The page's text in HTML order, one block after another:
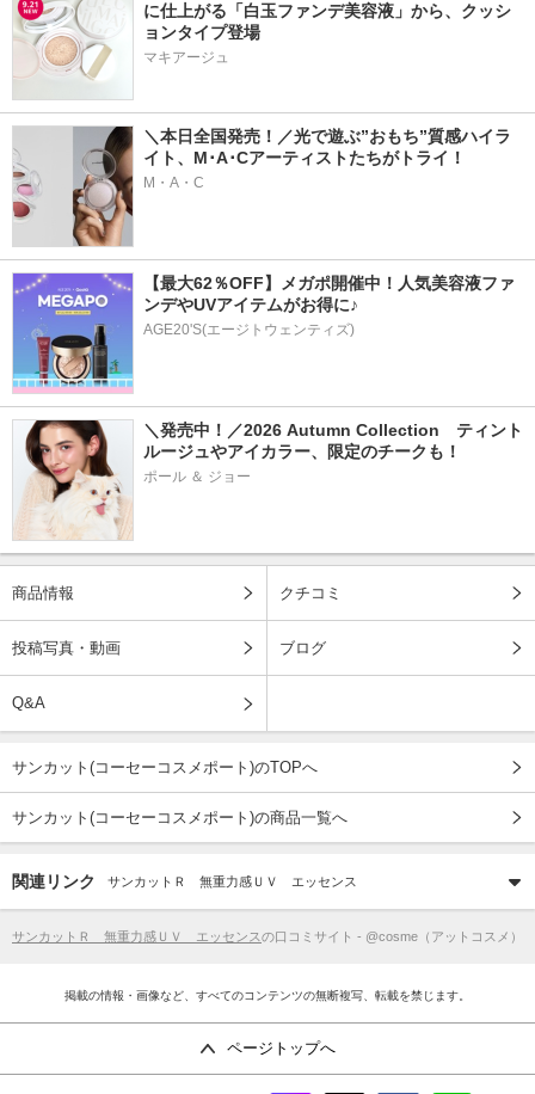
に仕上がる「白玉ファンデ美容液」から、クッシ
ョンタイプ登場
マキアージュ
＼本日全国発売！／光で遊ぶ”おもち”質感ハイラ
イト、M･A･Cアーティストたちがトライ！
M・A・C
【最大62％OFF】メガポ開催中！人気美容液ファ
ンデやUVアイテムがお得に♪
AGE20'S(エージトウェンティズ)
＼発売中！／2026 Autumn Collection　ティント
ルージュやアイカラー、限定のチークも！
ポール ＆ ジョー
商品情報 クチコミ
投稿写真・動画 ブログ
Q&A
サンカット(コーセーコスメポート)のTOPへ
サンカット(コーセーコスメポート)の商品一覧へ
関連リンク サンカットＲ 無重力感ＵＶ エッセンス
サンカットＲ 無重力感ＵＶ エッセンスの口コミサイト - @cosme（アットコスメ）
掲載の情報・画像など、すべてのコンテンツの無断複写、転載を禁じます。
ページトップへ